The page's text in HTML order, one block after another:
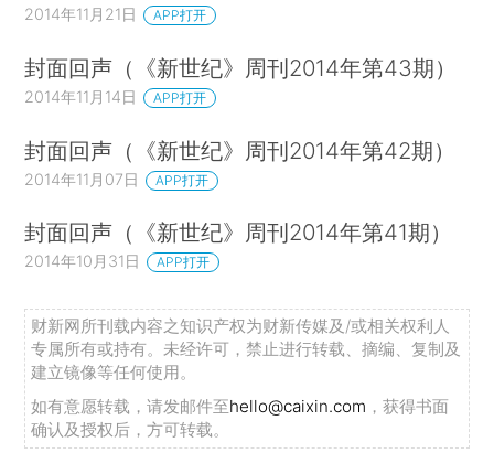
2014年11月21日 APP打开
封面回声（《新世纪》周刊2014年第43期）
2014年11月14日 APP打开
封面回声（《新世纪》周刊2014年第42期）
2014年11月07日 APP打开
封面回声（《新世纪》周刊2014年第41期）
2014年10月31日 APP打开
财新网所刊载内容之知识产权为财新传媒及/或相关权利人
专属所有或持有。未经许可，禁止进行转载、摘编、复制及
建立镜像等任何使用。
如有意愿转载，请发邮件至hello@caixin.com ，获得书面
确认及授权后，方可转载。